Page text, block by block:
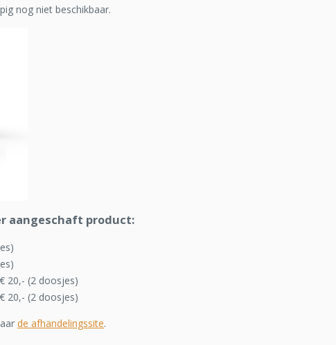
nog niet beschikbaar.
aangeschaft product:
20,- (2 doosjes)
20,- (2 doosjes)
de afhandelingssite.